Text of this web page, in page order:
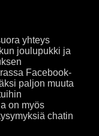
yhteys
joulupukki ja
Facebook-
paljon muuta
on myös
chatin